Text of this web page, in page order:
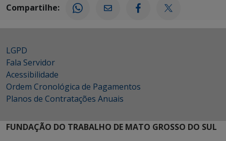
Compartilhe:
LGPD
Fala Servidor
Acessibilidade
Ordem Cronológica de Pagamentos
Planos de Contratações Anuais
FUNDAÇÃO DO TRABALHO DE MATO GROSSO DO SUL